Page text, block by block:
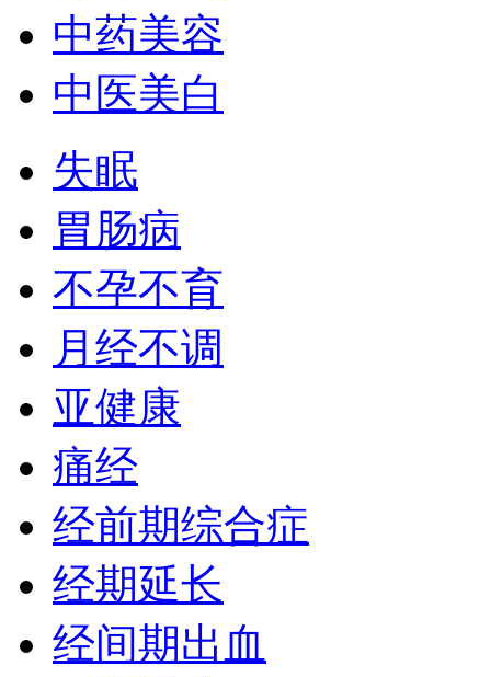
中药美容
中医美白
失眠
胃肠病
不孕不育
月经不调
亚健康
痛经
经前期综合症
经期延长
经间期出血